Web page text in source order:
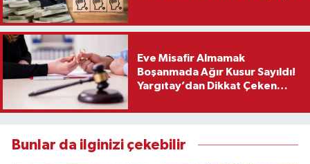
Eve Misafir Almamak
Boşanmada Ağır Kusur Sayıldı!
Yargıtay’dan Dikkat Çeken
Bunlar da ilginizi çekebilir